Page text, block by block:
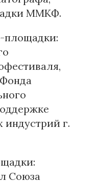
ММКФ.
площадки:
индустрий г.
Союза